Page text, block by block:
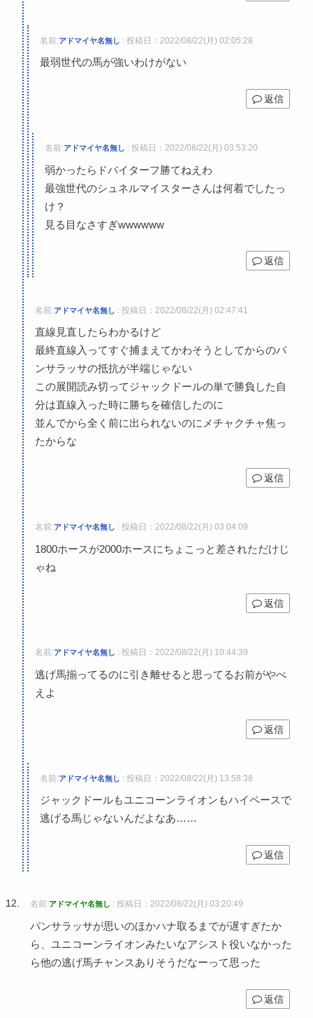
名前:アドマイヤ名無し : 投稿日：2022/08/22(月) 02:05:28
最弱世代の馬が強いわけがない
返信
名前:アドマイヤ名無し : 投稿日：2022/08/22(月) 03:53:20
弱かったらドバイターフ勝てねえわ
最強世代のシュネルマイスターさんは何着でしたっ
け？
見る目なさすぎwwwwww
返信
名前:アドマイヤ名無し : 投稿日：2022/08/22(月) 02:47:41
直線見直したらわかるけど
最終直線入ってすぐ捕まえてかわそうとしてからのパ
ンサラッサの抵抗が半端じゃない
この展開読み切ってジャックドールの単で勝負した自
分は直線入った時に勝ちを確信したのに
並んでから全く前に出られないのにメチャクチャ焦っ
たからな
返信
名前:アドマイヤ名無し : 投稿日：2022/08/22(月) 03:04:09
1800ホースが2000ホースにちょこっと差されただけじ
ゃね
返信
名前:アドマイヤ名無し : 投稿日：2022/08/22(月) 10:44:39
逃げ馬揃ってるのに引き離せると思ってるお前がやべ
えよ
返信
名前:アドマイヤ名無し : 投稿日：2022/08/22(月) 13:58:38
ジャックドールもユニコーンライオンもハイペースで
逃げる馬じゃないんだよなあ……
返信
名前:アドマイヤ名無し : 投稿日：2022/08/22(月) 03:20:49
パンサラッサが思いのほかハナ取るまでが遅すぎたか
ら、ユニコーンライオンみたいなアシスト役いなかった
ら他の逃げ馬チャンスありそうだなーって思った
返信